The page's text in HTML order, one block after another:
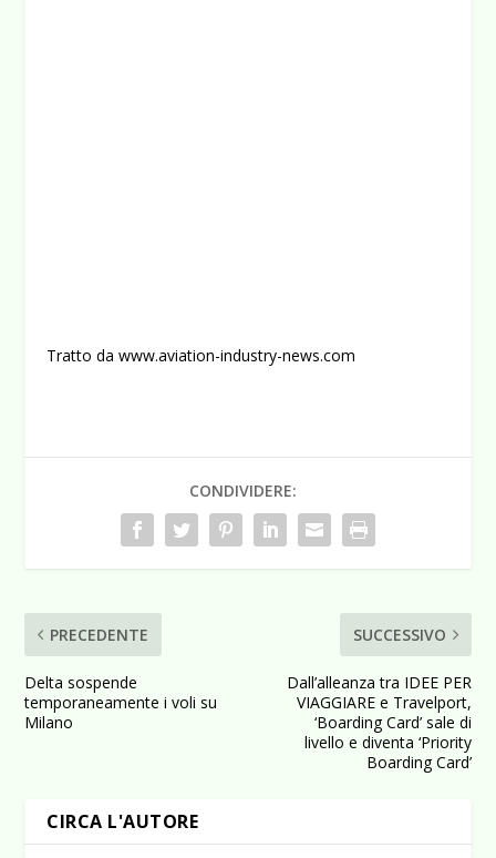
Tratto da www.aviation-industry-news.com
CONDIVIDERE:
PRECEDENTE
Delta sospende
temporaneamente i voli su
Milano
SUCCESSIVO
Dall’alleanza tra IDEE PER
VIAGGIARE e Travelport,
‘Boarding Card’ sale di
livello e diventa ‘Priority
Boarding Card’
CIRCA L'AUTORE